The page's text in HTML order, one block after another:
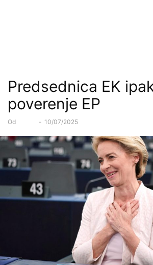
Predsednica EK
poverenje EP
Od - 10/07/2025